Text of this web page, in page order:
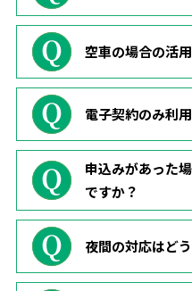
空車の場合の活
電子契約のみ利
申込みがあった
ですか？
夜間の対応はど